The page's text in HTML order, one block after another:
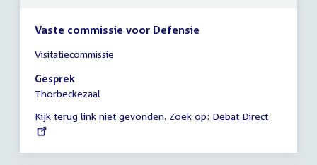
Vaste commissie voor Defensie
vergadering
14:00
-
uur
Visitatiecommissie
Gesprek
Thorbeckezaal
Kijk terug link niet gevonden. Zoek op: External
Debat Direct